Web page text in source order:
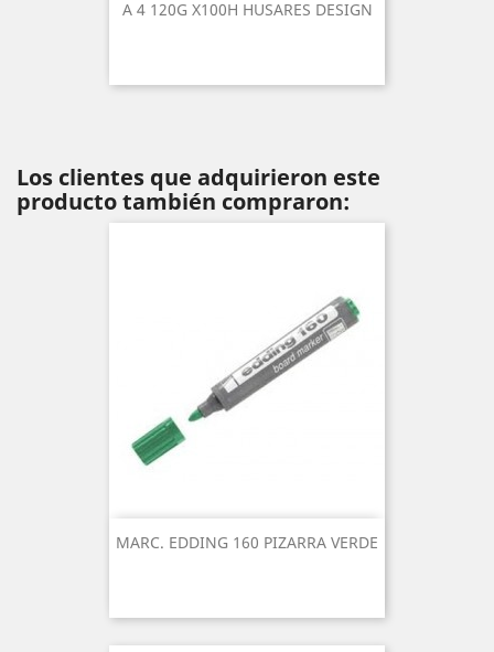
A 4 120G X100H HUSARES DESIGN
Los clientes que adquirieron este
producto también compraron:
MARC. EDDING 160 PIZARRA VERDE